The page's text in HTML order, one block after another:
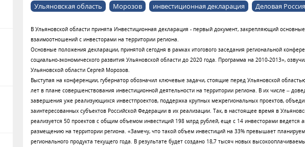
Ульяновская область Морозов инвестиционная декларация Деловая Россия
В Ульяновской области принята Инвестиционная декларация - первый документ, закрепляющий
взаимоотношений с инвесторами на территории региона.
Основные положения декларации, принятой сегодня в рамках итогового заседания региональной
социально-экономического развития Ульяновской области до 2020 года. Программа на 2010-2013»,
Ульяновской области Сергей Морозов.
Выступая на конференции, губернатор обозначил ключевые задачи, стоящие перед Ульяновской
лет в плане совершенствования инвестиционной деятельности на территории региона. В их числе –
завершения уже реализующихся инвестпроектов, поддержка крупных межрегиональных проектов,
заинтересованных субъектов Российской Федерации в их реализации. Так, в настоящее время в
реализуется 50 проектов с общим объемом инвестиций 198 млрд рублей, еще с 14 инвесторами ведется
размещению на территории региона. «Замечу, что такой объем инвестиций на 33% превышает
регионального продукта текущего года. В результате будет создано 18,7 тысяч новых